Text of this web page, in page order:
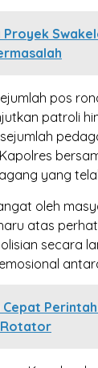
Proyek
pos
patroli
yang
oleh
atas
secara
Cepat
Rotator